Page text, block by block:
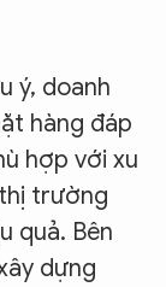
ý, doanh
hàng đáp
hợp với xu
trường
quả. Bên
dựng